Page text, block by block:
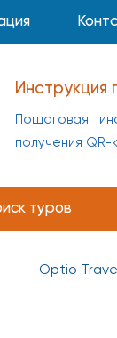
Инструкция
Пошаговая
получения QR-
туров
Optio Travel